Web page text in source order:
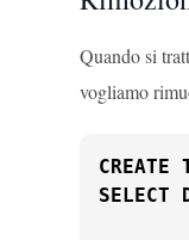
Quando si
vogliamo
CREATE
SELECT